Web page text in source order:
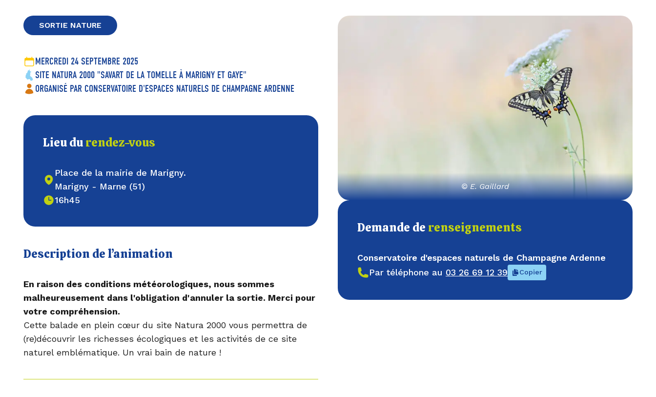
SORTIE NATURE
MERCREDI 24 SEPTEMBRE 2025
SITE NATURA 2000 "SAVART DE LA TOMELLE À MARIGNY ET GAYE"
ORGANISÉ PAR CONSERVATOIRE D'ESPACES NATURELS DE CHAMPAGNE ARDENNE
Lieu durendez-vous
Place de la mairie de Marigny.
Marigny - Marne (51)
16h45
Description de l’animation
En raison des conditions météorologiques, nous sommes
malheureusement dans l'obligation d'annuler la sortie. Merci pour
votre compréhension.
Cette balade en plein cœur du site Natura 2000 vous permettra de
(re)découvrir les richesses écologiques et les activités de ce site
naturel emblématique. Un vrai bain de nature !
© E. Gaillard
Demande de renseignements
Conservatoire d'espaces naturels de Champagne Ardenne
Par téléphone au 03 26 69 12 39 Copier